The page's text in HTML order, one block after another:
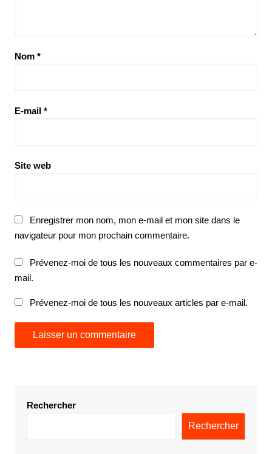
Nom *
E-mail *
Site web
Enregistrer mon nom, mon e-mail et mon site dans le
navigateur pour mon prochain commentaire.
Prévenez-moi de tous les nouveaux commentaires par e-
mail.
Prévenez-moi de tous les nouveaux articles par e-mail.
Rechercher
Rechercher